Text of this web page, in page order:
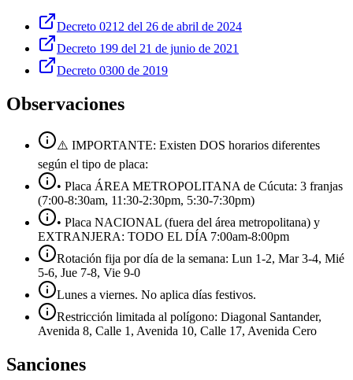
Decreto 0212 del 26 de abril de 2024
Decreto 199 del 21 de junio de 2021
Decreto 0300 de 2019
Observaciones
⚠️ IMPORTANTE: Existen DOS horarios diferentes
según el tipo de placa:
• Placa ÁREA METROPOLITANA de Cúcuta: 3 franjas
(7:00-8:30am, 11:30-2:30pm, 5:30-7:30pm)
• Placa NACIONAL (fuera del área metropolitana) y
EXTRANJERA: TODO EL DÍA 7:00am-8:00pm
Rotación fija por día de la semana: Lun 1-2, Mar 3-4, Mié
5-6, Jue 7-8, Vie 9-0
Lunes a viernes. No aplica días festivos.
Restricción limitada al polígono: Diagonal Santander,
Avenida 8, Calle 1, Avenida 10, Calle 17, Avenida Cero
Sanciones